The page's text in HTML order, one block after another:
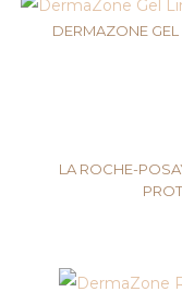
DERMAZONE
LA ROCHE-